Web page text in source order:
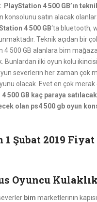
PlayStation 4 500 GB’ın
konsolunu satın alacak
4 500 GB‘ta bluetooth,
Teknik açıdan bir
4 500 GB alanlara bim
Bunlardan ilki oyun kolu
severlerin her zaman çok
olacak. Evet en çok merak
500 GB kaç paraya
olan ps4 500 gb oyun
1 Şubat 2019
Oyuncu Kulaklık
bim marketlerinin